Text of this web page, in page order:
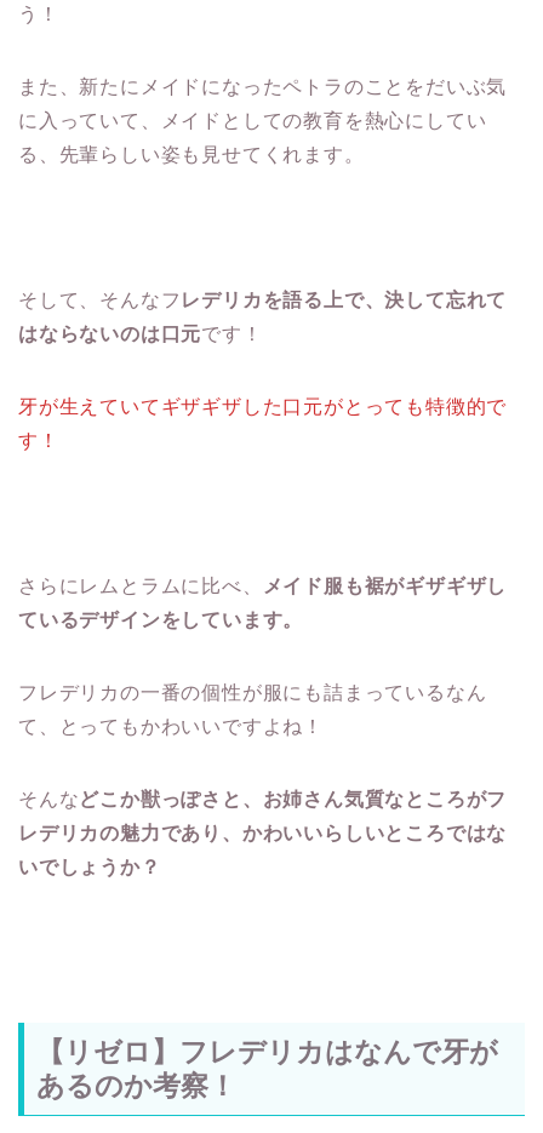
う！
また、新たにメイドになったペトラのことをだいぶ気
に入っていて、メイドとしての教育を熱心にしてい
る、先輩らしい姿も見せてくれます。
そして、そんなフ レデリカを語る上で、決して忘れて
はならないのは口元です！
牙が生えていてギザギザした口元がとっても特徴的で
す！
さらにレムとラムに比べ、
メイド服も裾がギザギザし
ているデザインをしています。
フレデリカの一番の個性が服にも詰まっているなん
て、とってもかわいいですよね！
そんなどこか獣っぽさと、お姉さん気質なところがフ
レデリカの魅力であり、かわいいらしいところではな
いでしょうか？
【リゼロ】フレデリカはなんで牙が
あるのか考察！